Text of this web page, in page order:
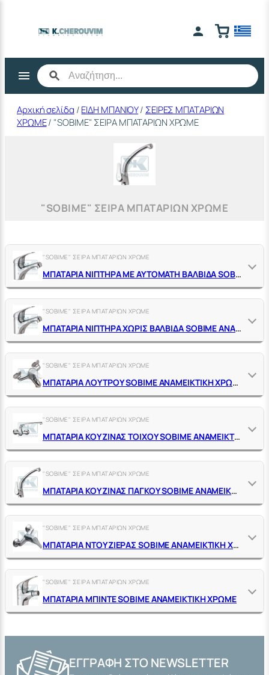
περιεχόμενο
Αρχική σελίδα /ΕΙΔΗ ΜΠΑΝΙΟΥ/ ΣΕΙΡΕΣ ΜΠΑΤΑΡΙΩΝ
ΧΡΩΜΕ/ "SOBIME" ΣΕΙΡΑ ΜΠΑΤΑΡΙΩΝ ΧΡΩΜΕ
"SOBIME" ΣΕΙΡΑ ΜΠΑΤΑΡΙΩΝ ΧΡΩΜΕ
"SOBIME" ΣΕΙΡΑ ΜΠΑΤΑΡΙΩΝ ΧΡΩΜΕ
ΜΠΑΤΑΡΙΑ ΝΙΠΤΗΡΑ ΜΕ ΑΥΤΟΜΑΤΗ ΒΑΛΒΙΔΑ SΟΒΙΜΕ ΑΝΑΜΕΙΚΤΙΚΗ ΧΡΩΜΕ
"SOBIME" ΣΕΙΡΑ ΜΠΑΤΑΡΙΩΝ ΧΡΩΜΕ
ΜΠΑΤΑΡΙΑ ΝΙΠΤΗΡΑ ΧΩΡΙΣ ΒΑΛΒΙΔΑ SΟΒΙΜΕ ΑΝΑΜΕΙΚΤΙΚΗ ΧΡΩΜΕ
"SOBIME" ΣΕΙΡΑ ΜΠΑΤΑΡΙΩΝ ΧΡΩΜΕ
ΜΠΑΤΑΡΙΑ ΛΟΥΤΡΟΥ SΟΒΙΜΕ ΑΝΑΜΕΙΚΤΙΚΗ ΧΡΩΜΕ
"SOBIME" ΣΕΙΡΑ ΜΠΑΤΑΡΙΩΝ ΧΡΩΜΕ
ΜΠΑΤΑΡΙΑ ΚΟΥΖΙΝΑΣ ΤΟΙΧΟΥ SΟΒΙΜΕ ΑΝΑΜΕΙΚΤΙΚΗ ΧΡΩΜΕ
"SOBIME" ΣΕΙΡΑ ΜΠΑΤΑΡΙΩΝ ΧΡΩΜΕ
ΜΠΑΤΑΡΙΑ ΚΟΥΖΙΝΑΣ ΠΑΓΚΟΥ SΟΒΙΜΕ ΑΝΑΜΕΙΚΤΙΚΗ ΧΡΩΜΕ
"SOBIME" ΣΕΙΡΑ ΜΠΑΤΑΡΙΩΝ ΧΡΩΜΕ
ΜΠΑΤΑΡΙΑ ΝΤΟΥΖΙΕΡΑΣ SΟΒΙΜΕ ΑΝΑΜΕΙΚΤΙΚΗ ΧΡΩΜΕ ΜΕ ΣΠΙΡΑΛ,ΤΗΛΕΦΩΝΟ & ΣΤΗΡΙΓΜΑ
"SOBIME" ΣΕΙΡΑ ΜΠΑΤΑΡΙΩΝ ΧΡΩΜΕ
ΜΠΑΤΑΡΙΑ ΜΠΙΝΤΕ SΟΒΙΜΕ ΑΝΑΜΕΙΚΤΙΚΗ ΧΡΩΜΕ
ΕΓΓΡΑΦΉ ΣΤΟ NEWSLETTER